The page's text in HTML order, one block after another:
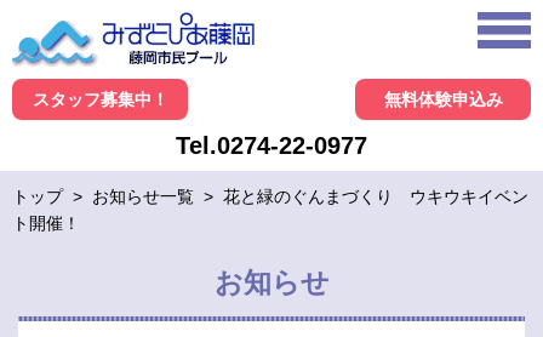
スタッフ募集中！ 無料体験申込み
Tel.0274-22-0977
トップ > お知らせ一覧 > 花と緑のぐんまづくり ウキウキイベン
ト開催！
お知らせ